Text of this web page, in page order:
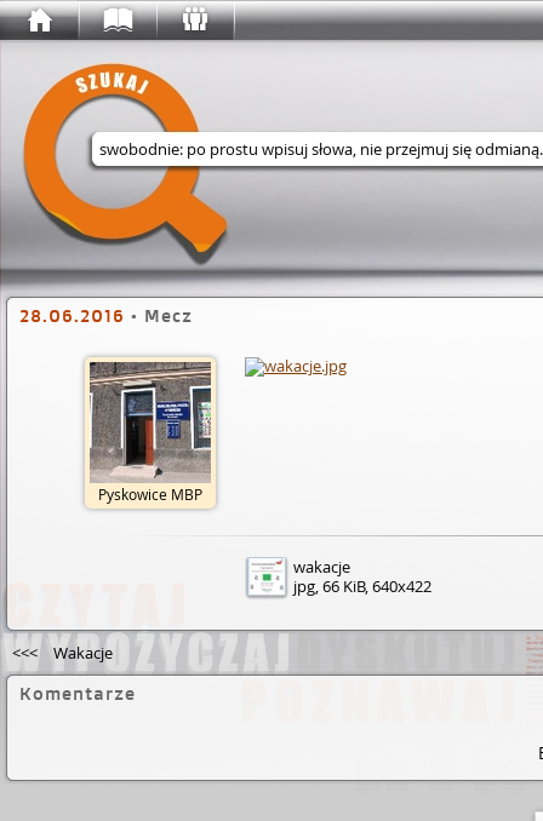
Wyszukaj w serwisie
28.06.2016 • Mecz
Pyskowice MBP
wakacje
jpg, 66 KiB, 640x422
<<< Wakacje
Komentarze